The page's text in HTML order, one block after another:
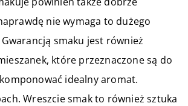
nie wymaga to dużego
smaku jest również
które przeznaczone są do
idealny aromat.
Wreszcie smak to również sztuka